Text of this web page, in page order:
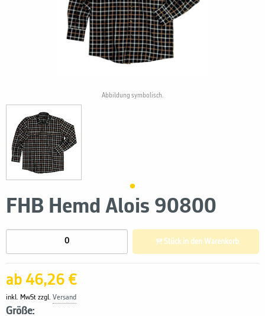
FHB Hemd Alois 90800
Abbildung symbolisch.
ab 46,26 €
inkl. MwSt zzgl. Versand
Größe:
Stück in den Warenkorb